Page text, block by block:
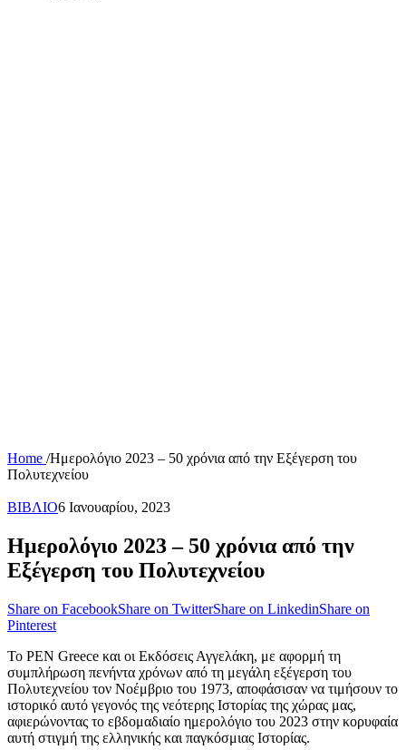
Home /Ημερολόγιο 2023 – 50 χρόνια από την Εξέγερση του
Πολυτεχνείου
ΒΙΒΛΙΟ6 Ιανουαρίου, 2023
Ημερολόγιο 2023 – 50 χρόνια από την
Εξέγερση του Πολυτεχνείου
Share on FacebookShare on TwitterShare on LinkedinShare on
Pinterest
Το PEN Greece και οι Εκδόσεις Αγγελάκη, με αφορμή τη
συμπλήρωση πενήντα χρόνων από τη μεγάλη εξέγερση του
Πολυτεχνείου τον Νοέμβριο του 1973, αποφάσισαν να τιμήσουν το
ιστορικό αυτό γεγονός της νεότερης Ιστορίας της χώρας μας,
αφιερώνοντας το εβδομαδιαίο ημερολόγιο του 2023 στην κορυφαία
αυτή στιγμή της ελληνικής και παγκόσμιας Ιστορίας.